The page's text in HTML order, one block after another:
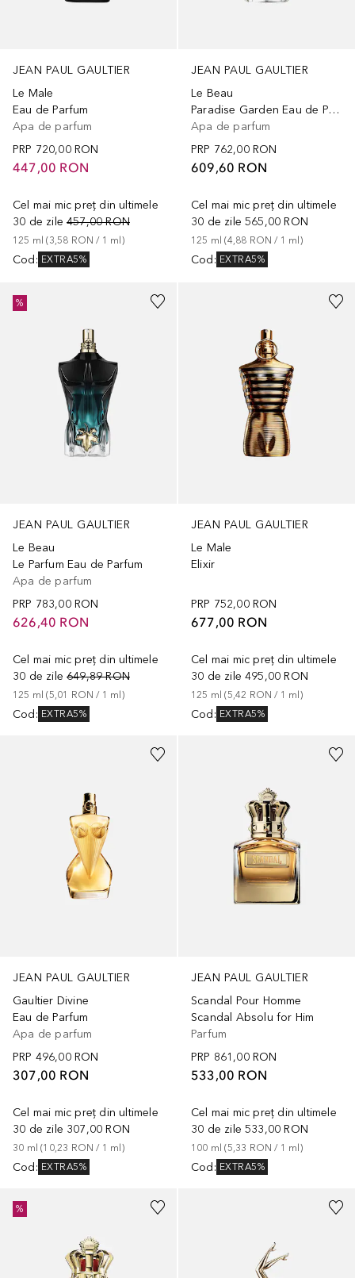
JEAN PAUL GAULTIER
Le Male
Eau de Parfum
Apa de parfum
PRP 720,00 RON
447,00 RON
Cel mai mic preț din ultimele
30 de zile 457,00 RON
125 ml (3,58 RON / 1 ml)
Cod : EXTRA5%
JEAN PAUL GAULTIER
Le Beau
Paradise Garden Eau de Parfum
Apa de parfum
PRP 762,00 RON
609,60 RON
Cel mai mic preț din ultimele
30 de zile 565,00 RON
125 ml (4,88 RON / 1 ml)
Cod : EXTRA5%
JEAN PAUL GAULTIER
Le Beau
Le Parfum Eau de Parfum
Apa de parfum
PRP 783,00 RON
626,40 RON
Cel mai mic preț din ultimele
30 de zile 649,89 RON
125 ml (5,01 RON / 1 ml)
Cod : EXTRA5%
%
JEAN PAUL GAULTIER
Le Male
Elixir
PRP 752,00 RON
677,00 RON
Cel mai mic preț din ultimele
30 de zile 495,00 RON
125 ml (5,42 RON / 1 ml)
Cod : EXTRA5%
JEAN PAUL GAULTIER
Gaultier Divine
Eau de Parfum
Apa de parfum
PRP 496,00 RON
307,00 RON
Cel mai mic preț din ultimele
30 de zile 307,00 RON
30 ml (10,23 RON / 1 ml )
Cod : EXTRA5%
JEAN PAUL GAULTIER
Scandal Pour Homme
Scandal Absolu for Him
Parfum
PRP 861,00 RON
533,00 RON
Cel mai mic preț din ultimele
30 de zile 533,00 RON
100 ml (5,33 RON / 1 ml )
Cod : EXTRA5%
%